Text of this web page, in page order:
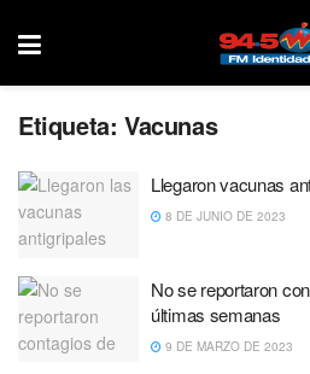
Etiqueta: Vacunas
Llegaron vacunas
8 DE JUNIO DE 2023
No se reportaron
últimas semanas
9 DE MARZO DE 2023